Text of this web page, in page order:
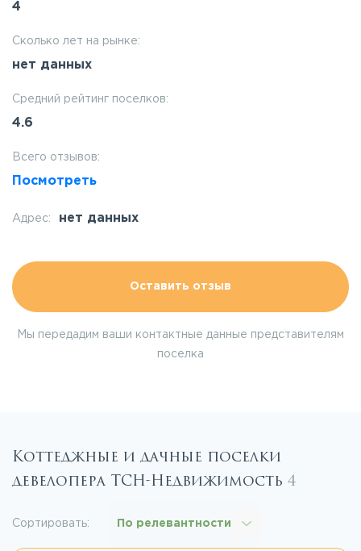
4
Сколько лет на рынке:
нет данных
Средний рейтинг поселков:
4.6
Всего отзывов:
Посмотреть
Адрес: нет данных
Оставить отзыв
Мы передадим ваши контактные данные представителям
поселка
Коттеджные и дачные поселки
девелопера ТСН-Недвижимость 4
Сортировать: По релевантности